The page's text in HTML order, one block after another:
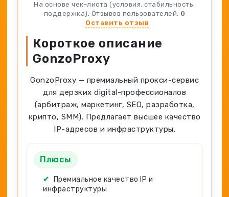
Адалт
Spy-сервисы
Аккаунты
Проверка анонимности
Конвертер cookies
Генератор личности
На основе чек-листа (условия, стабильность,
поддержка). Отзывов пользователей: 0
Оставить отзыв
Короткое описание
GonzoProxy
GonzoProxy — премиальный прокси-сервис
для дерзких digital-профессионалов
(арбитраж, маркетинг, SEO, разработка,
крипто, SMM). Предлагает высшее качество
IP-адресов и инфраструктуры.
Плюсы
✔
Премиальное качество IP и
инфраструктуры